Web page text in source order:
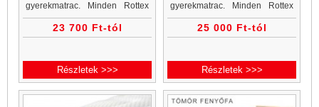
gyerekmatrac. Minden Rottex
kókuszmatrac, gyerekmatrac és
gyerekmatracok a Matrac
23 700 Ft-tól
Részletek >>>
gyerekmatrac. Minden Rottex
kókuszmatrac, gyerekmatrac és
gyerekmatracok a Matrac
25 000 Ft-tól
Részletek >>>